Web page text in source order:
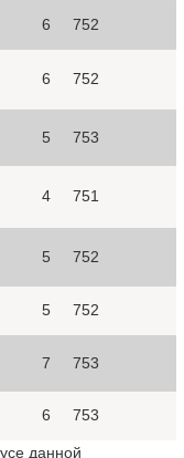
6 752
6 752
5 753
4 751
5 752
5 752
7 753
6 753
данной